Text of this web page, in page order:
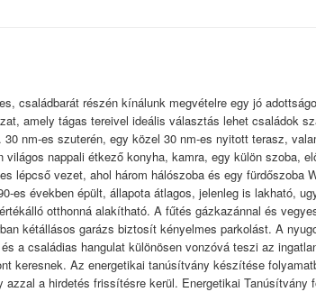
családbarát részén kínálunk megvételre egy jó
amely tágas tereivel ideális választás lehet családok
nm-es szuterén, egy közel 30 nm-es nyitott terasz,
nappali étkező konyha, kamra, egy külön szoba,
lépcső vezet, ahol három hálószoba és egy fürdőszoba
es években épült, állapota átlagos, jelenleg is lakható,
otthonná alakítható. A fűtés gázkazánnal és
kétállásos garázs biztosít kényelmes parkolást. A
a családias hangulat különösen vonzóvá teszi az
keresnek. Az energetikai tanúsítvány készítése
azzal a hirdetés frissítésre kerül. Energetikai Tanúsítvány